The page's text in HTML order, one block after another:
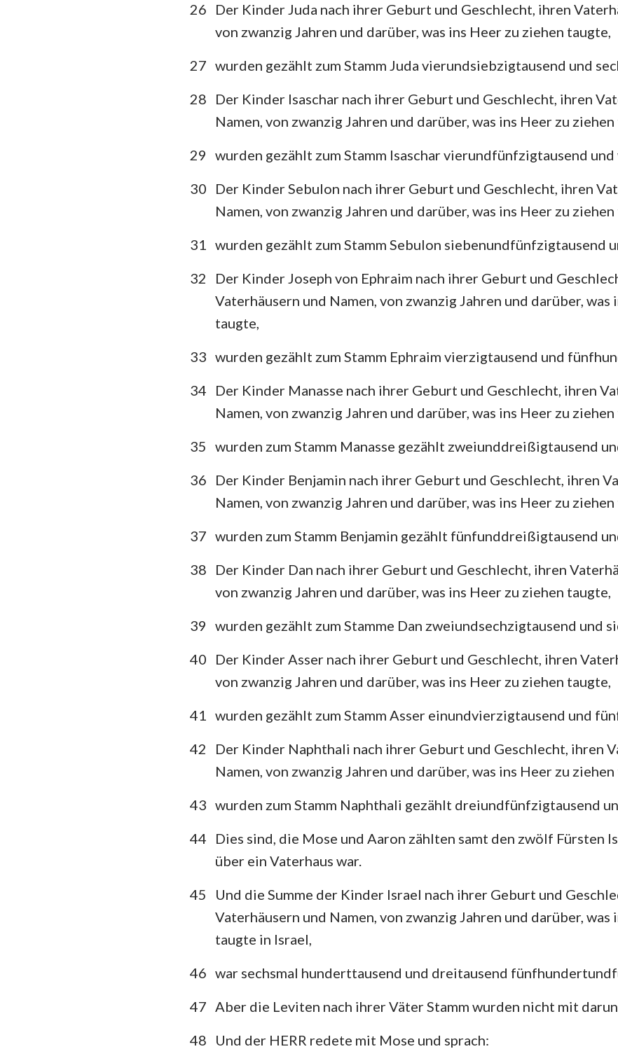
26
Der Kinder Juda nach ihrer Geburt und Geschlecht, ihren
von zwanzig Jahren und darüber, was ins Heer zu ziehen taugte,
27 wurden gezählt zum Stamm Juda vierundsiebzigtausend und
28
Der Kinder Isaschar nach ihrer Geburt und Geschlecht, ihren
Namen, von zwanzig Jahren und darüber, was ins Heer zu
29 wurden gezählt zum Stamm Isaschar vierundfünfzigtausend
30
Der Kinder Sebulon nach ihrer Geburt und Geschlecht, ihren
Namen, von zwanzig Jahren und darüber, was ins Heer zu
31 wurden gezählt zum Stamm Sebulon siebenundfünfzigtausend
32
Der Kinder Joseph von Ephraim nach ihrer Geburt und
Vaterhäusern und Namen, von zwanzig Jahren und darüber, was
taugte,
33 wurden gezählt zum Stamm Ephraim vierzigtausend und
34
Der Kinder Manasse nach ihrer Geburt und Geschlecht, ihren
Namen, von zwanzig Jahren und darüber, was ins Heer zu
35 wurden zum Stamm Manasse gezählt zweiunddreißigtausend
36
Der Kinder Benjamin nach ihrer Geburt und Geschlecht, ihren
Namen, von zwanzig Jahren und darüber, was ins Heer zu
37 wurden zum Stamm Benjamin gezählt fünfunddreißigtausend
38
Der Kinder Dan nach ihrer Geburt und Geschlecht, ihren
von zwanzig Jahren und darüber, was ins Heer zu ziehen taugte,
39 wurden gezählt zum Stamme Dan zweiundsechzigtausend und
40
Der Kinder Asser nach ihrer Geburt und Geschlecht, ihren
von zwanzig Jahren und darüber, was ins Heer zu ziehen taugte,
41 wurden gezählt zum Stamm Asser einundvierzigtausend und
42
Der Kinder Naphthali nach ihrer Geburt und Geschlecht, ihren
Namen, von zwanzig Jahren und darüber, was ins Heer zu
43 wurden zum Stamm Naphthali gezählt dreiundfünfzigtausend
44
Dies sind, die Mose und Aaron zählten samt den zwölf Fürsten
über ein Vaterhaus war.
45
Und die Summe der Kinder Israel nach ihrer Geburt und
Vaterhäusern und Namen, von zwanzig Jahren und darüber, was
taugte in Israel,
46 war sechsmal hunderttausend und dreitausend
47 Aber die Leviten nach ihrer Väter Stamm wurden nicht mit
48
Und der HERR redete mit Mose und sprach: